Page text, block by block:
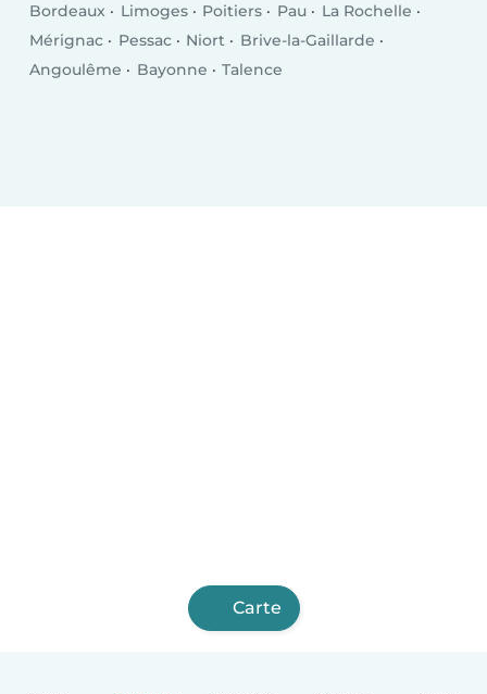
Bordeaux Limoges Poitiers Pau
La Rochelle
Mérignac
Pessac Niort
Brive-la-Gaillarde
Angoulême
Bayonne Talence
Carte